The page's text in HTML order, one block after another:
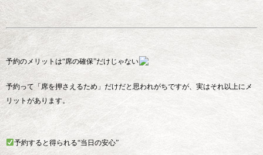
予約のメリットは“席の確保”だけじゃない
予約って「席を押さえるため」だけだと思われがちですが、実はそれ以上にメ
リットがあります。
予約すると得られる“当日の安心”